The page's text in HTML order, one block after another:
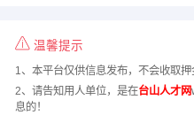
温馨提示
1、本平台仅供信息发布，不会收取押
2、请告知用人单位，是在台山人才网
息的！